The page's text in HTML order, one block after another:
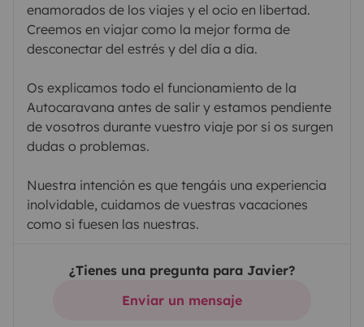
enamorados de los viajes y el ocio en libertad.
Creemos en viajar como la mejor forma de
desconectar del estrés y del día a día.
Os explicamos todo el funcionamiento de la
Autocaravana antes de salir y estamos pendiente
de vosotros durante vuestro viaje por si os surgen
dudas o problemas.
Nuestra intención es que tengáis una experiencia
inolvidable, cuidamos de vuestras vacaciones
como si fuesen las nuestras.
¿Tienes una pregunta para Javier?
Enviar un mensaje